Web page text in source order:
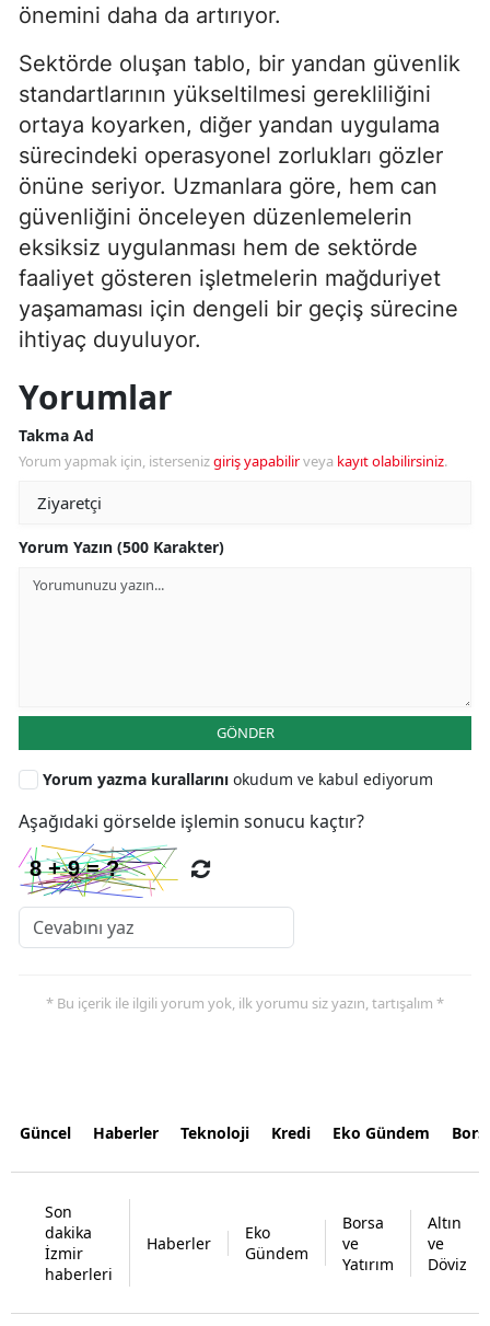
önemini daha da artırıyor.
Sektörde oluşan tablo, bir yandan güvenlik
standartlarının yükseltilmesi gerekliliğini
ortaya koyarken, diğer yandan uygulama
sürecindeki operasyonel zorlukları gözler
önüne seriyor. Uzmanlara göre, hem can
güvenliğini önceleyen düzenlemelerin
eksiksiz uygulanması hem de sektörde
faaliyet gösteren işletmelerin mağduriyet
yaşamaması için dengeli bir geçiş sürecine
ihtiyaç duyuluyor.
Yorumlar
Takma Ad
Yorum yapmak için, istersenizgiriş yapabilirveya kayıt olabilirsiniz.
Yorum Yazın (500 Karakter)
GÖNDER
Yorum yazma kurallarını okudum ve kabul ediyorum
Aşağıdaki görselde işlemin sonucu kaçtır?
* Bu içerik ile ilgili yorum yok, ilk yorumu siz yazın, tartışalım *
Güncel Haberler Teknoloji Kredi Eko Gündem
Son
dakika
İzmir
haberleri
Haberler
Eko
Gündem
Borsa
ve
Yatırım
Altın
ve
Döviz